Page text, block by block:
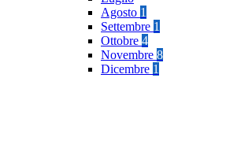
Agosto 1
Settembre 1
Ottobre 4
Novembre 8
Dicembre 1